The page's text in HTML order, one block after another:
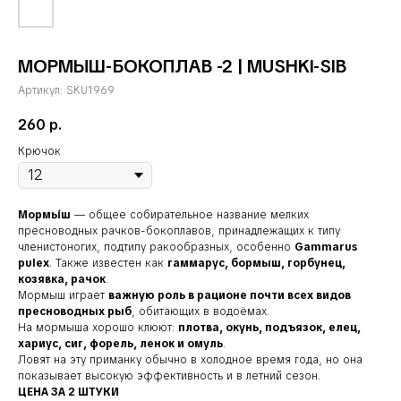
МОРМЫШ-БОКОПЛАВ -2 | MUSHKI-SIB
Артикул: SKU1969
260 р.
Крючок
Мормы́ш — общее собирательное название мелких
пресноводных рачков-бокоплавов, принадлежащих к типу
членистоногих, подтипу ракообразных, особенно Gammarus
pulex. Также известен как гаммарус, бормыш, горбунец,
козявка, рачок.
Мормыш играет важную роль в рационе почти всех видов
пресноводных рыб, обитающих в водоёмах.
На мормыша хорошо клюют: плотва, окунь, подъязок, елец,
хариус, сиг, форель, ленок и омуль.
Ловят на эту приманку обычно в холодное время года, но она
показывает высокую эффективность и в летний сезон.
ЦЕНА ЗА 2 ШТУКИ